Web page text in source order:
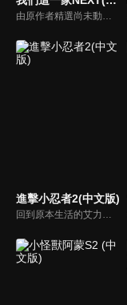
進擊小忍者2(中文版)
回到原本生活的艾力克斯，正煩惱著和潔西卡之間的關係不順遂，此時忍者突然以刺蝟之姿出現在他面前，原來艾普明快要被釋放了！憑藉著艾力克斯聰明的腦袋，他們來到泰國，艾力克斯和忍者也在不斷磨合中，成為最佳拍檔，甚至團隊還多了尚恩加入！